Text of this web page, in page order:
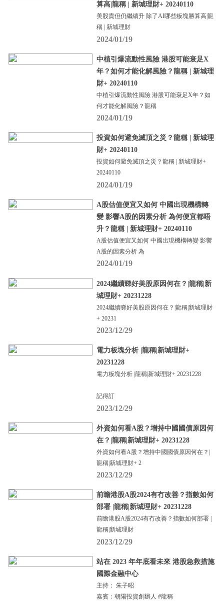
算高|龍稱 | 新城理財+ 20240110
美股貴但仍繼續升 除了AI哪些板塊勝算高|龍
稱 | 新城理財
2024/01/19
中植引爆流動性風險 港股可能衰足X
年？如何才能化解風險？龍稱 | 新城理
財+ 20240110
中植引爆流動性風險 港股可能衰足X年？如
何才能化解風險？龍稱
2024/01/19
投資如何避免滅頂之災？龍稱 | 新城理
財+ 20240110
投資如何避免滅頂之災？龍稱 | 新城理財+
20240110
2024/01/19
A股估值便宜又如何 中國出現機構轉
變 影響A股的因素分析 為何便宜都唔
升？龍稱 | 新城理財+ 20240110
A股估值便宜又如何 中國出現機構轉變 影響
A股的因素分析 為
2024/01/19
2024繼續睇好美股原因何在？|龍稱|新
城理財+ 20231228
2024繼續睇好美股原因何在？|龍稱|新城理財
+ 20231
2023/12/29
電力板塊分析 |龍稱|新城理財+
20231228
電力板塊分析 |龍稱|新城理財+ 20231228
記得訂
2023/12/29
外資如何看A股？增持中國國債原因何
在？|龍稱|新城理財+ 20231228
外資如何看A股？增持中國國債原因何在？|
龍稱|新城理財+ 2
2023/12/29
前瞻港股A股2024有冇改善？指數如何
部署 |龍稱|新城理財+ 20231228
前瞻港股A股2024有冇改善？指數如何部署 |
龍稱|新城理財
2023/12/29
站在 2023 年年底看未來 港股急救措施
國際金融中心
主持： 朱子昭
嘉賓：朝陽投資創辦人 #龍稱